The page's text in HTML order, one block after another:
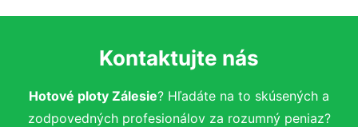
Kontaktujte nás
Hotové ploty Zálesie? Hľadáte na to skúsených a
zodpovedných profesionálov za rozumný peniaz?